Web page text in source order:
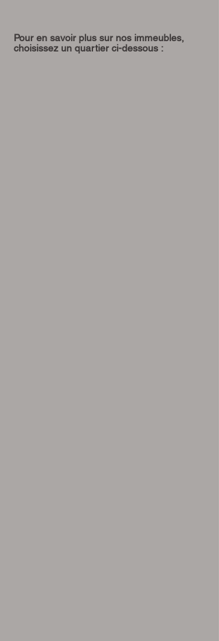
Pour en savoir plus sur nos immeubles,
choisissez un quartier ci-dessous :